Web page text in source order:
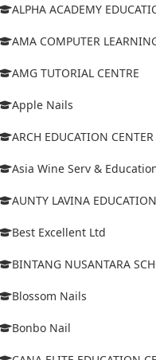
ALPHA ACADEMY
AMA COMPUTER
AMG TUTORIAL CENTRE
Apple Nails
ARCH EDUCATION
Asia Wine Serv &
AUNTY LAVINA
Best Excellent Ltd
BINTANG NUSANTARA
Blossom Nails
Bonbo Nail